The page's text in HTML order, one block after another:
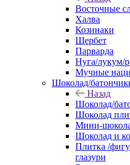
Восточные
Халва
Козинаки
Щербет
Парварда
Нуга/лукум/
Мучные
Шоколад/
Назад
Шоколад/
Шоколад
Мини-
Шоколад и
Плитка /
глазури